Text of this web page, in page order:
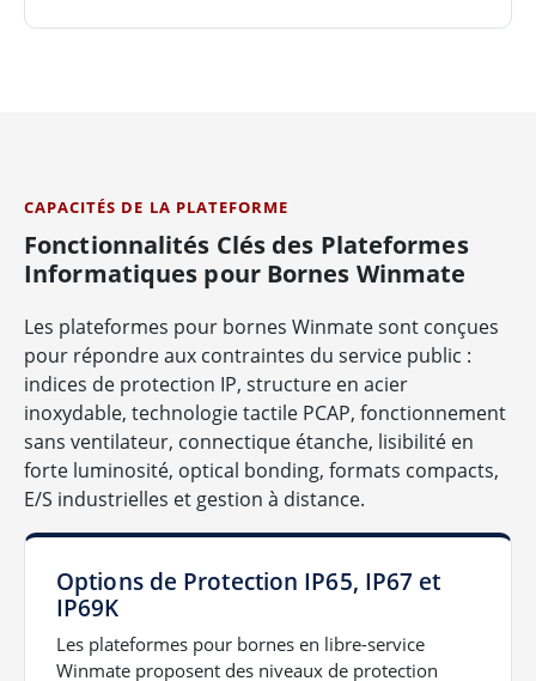
CAPACITÉS DE LA PLATEFORME
Fonctionnalités Clés des Plateformes
Informatiques pour Bornes Winmate
Les plateformes pour bornes Winmate sont conçues
pour répondre aux contraintes du service public :
indices de protection IP, structure en acier
inoxydable, technologie tactile PCAP, fonctionnement
sans ventilateur, connectique étanche, lisibilité en
forte luminosité, optical bonding, formats compacts,
E/S industrielles et gestion à distance.
Options de Protection IP65, IP67 et
IP69K
Les plateformes pour bornes en libre-service
Winmate proposent des niveaux de protection